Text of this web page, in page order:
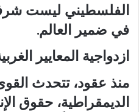
الفلسطيني ليست
في ضمير العالم.
ازدواجية المعايير
منذ عقود، تتحدث
الديمقراطية، حقوق